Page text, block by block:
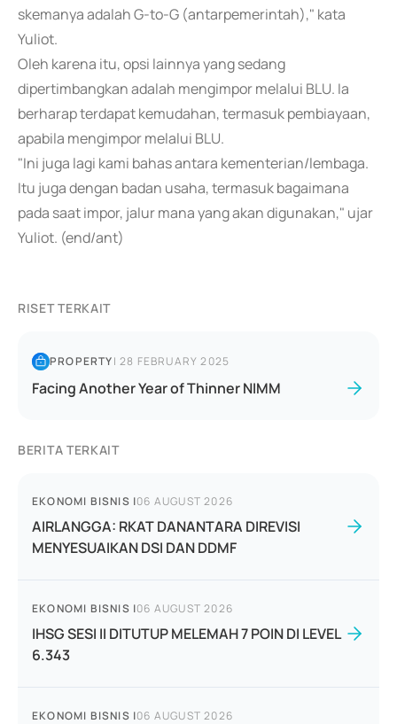
skemanya adalah G-to-G (antarpemerintah)," kata
Yuliot.
Oleh karena itu, opsi lainnya yang sedang
dipertimbangkan adalah mengimpor melalui BLU. Ia
berharap terdapat kemudahan, termasuk pembiayaan,
apabila mengimpor melalui BLU.
"Ini juga lagi kami bahas antara kementerian/lembaga.
Itu juga dengan badan usaha, termasuk bagaimana
pada saat impor, jalur mana yang akan digunakan," ujar
Yuliot. (end/ant)
RISET TERKAIT
PROPERTY|28 FEBRUARY 2025
Facing Another Year of Thinner NIMM
BERITA TERKAIT
EKONOMI BISNIS |06 AUGUST 2026
AIRLANGGA: RKAT DANANTARA DIREVISI
MENYESUAIKAN DSI DAN DDMF
EKONOMI BISNIS |06 AUGUST 2026
IHSG SESI II DITUTUP MELEMAH 7 POIN DI LEVEL
6.343
EKONOMI BISNIS |06 AUGUST 2026